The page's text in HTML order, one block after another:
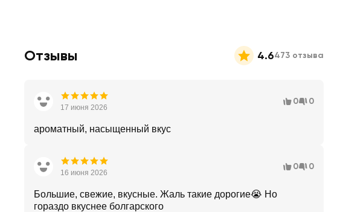
Отзывы 4.6473 отзыва
17 июня 2026
0 0
ароматный, насыщенный вкус
16 июня 2026
0 0
Большие, свежие, вкусные. Жаль такие дорогие😭 Но
гораздо вкуснее болгарского